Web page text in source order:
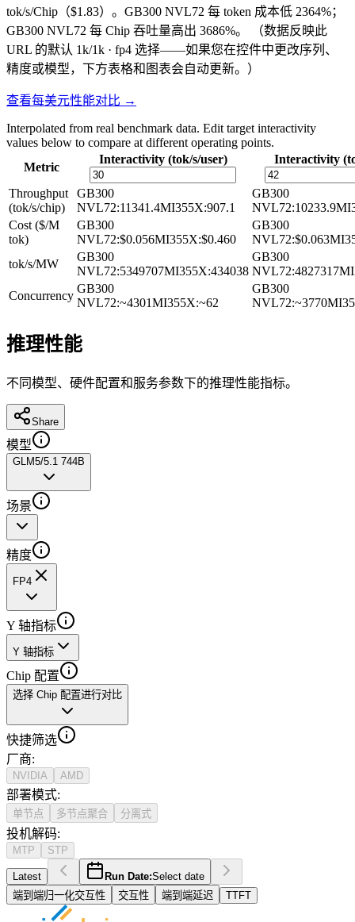
tok/s/Chip（$1.83）。GB300 NVL72 每 token 成本低 2364%；
GB300 NVL72 每 Chip 吞吐量高出 3686%。
（数据反映此
URL 的默认 1k/1k · fp4 选择——如果您在控件中更改序列、
精度或模型，下方表格和图表会自动更新。）
查看每美元性能对比 →
Interpolated from real benchmark data. Edit target interactivity
values below to compare at different operating points.
Metric
Interactivity (tok/s/user) Interactivity
Throughput
(tok/s/chip)
GB300
NVL72:11341.4MI355X:907.1
GB300
NVL72:10233.9
Cost ($/M
tok)
GB300
NVL72:$0.056MI355X:$0.460
GB300
NVL72:$0.063
tok/s/MW
GB300
NVL72:5349707MI355X:434038
GB300
NVL72:4827317
Concurrency
GB300
NVL72:~4301MI355X:~62
GB300
NVL72:~3770
推理性能
不同模型、硬件配置和服务参数下的推理性能指标。
Share
模型
GLM5/5.1 744B
场景
精度
FP4
Y 轴指标
Y 轴指标
Chip 配置
选择 Chip 配置进行对比
快捷筛选
厂商:
NVIDIA AMD
部署模式:
单节点 多节点聚合 分离式
投机解码:
MTP STP
Latest Run Date:Select date
端到端归一化交互性
交互性 端到端延迟 TTFT